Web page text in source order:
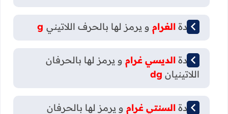
وحدة الغرام و يرمز لها بالحرف اللاتيني
وحدة الديسي غرام و يرمز لها بالحرفان
اللاتينيان dg
وحدة السنتي غرام و يرمز لها بالحرفان